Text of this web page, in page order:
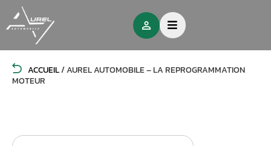
ACCUEIL/AUREL AUTOMOBILE – LA REPROGRAMMATION
MOTEUR
Search